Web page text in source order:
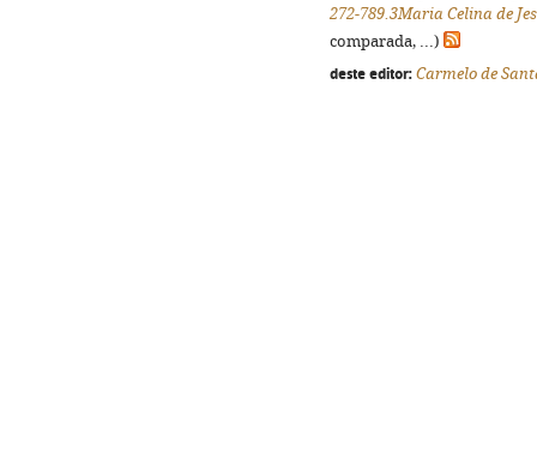
272-789.3Maria Celina de
comparada, ...)
deste editor: Carmelo de